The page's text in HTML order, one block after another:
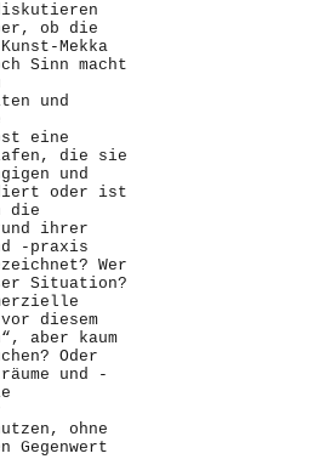
ob die
Mekka
Sinn macht
und
eine
die sie
und
oder ist
die
ihrer
-praxis
Wer
Situation?
diesem
aber kaum
Oder
und -
ohne
Gegenwert